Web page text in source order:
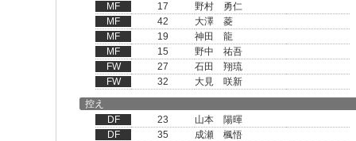
MF
17
野村 勇仁
MF
42
大澤 菱
MF
19
神田 龍
MF
15
野中 祐吾
FW
27
石田 翔琉
FW
32
大見 咲新
控え
DF
23
山本 陽暉
DF
35
成瀬 楓悟